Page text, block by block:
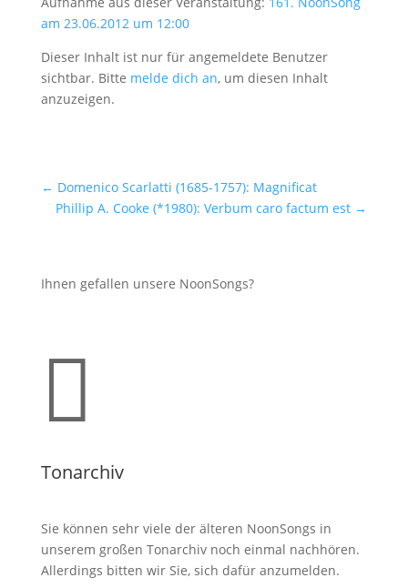
am 23.06.2012 um 12:00
Dieser Inhalt ist nur für angemeldete Benutzer
sichtbar. Bitte melde dich an, um diesen Inhalt
anzuzeigen.
← Domenico Scarlatti (1685-1757): Magnificat
Phillip A. Cooke (*1980): Verbum caro factum est →
Ihnen gefallen unsere NoonSongs?

Tonarchiv
Sie können sehr viele der älteren NoonSongs in
unserem großen Tonarchiv noch einmal nachhören.
Allerdings bitten wir Sie, sich dafür anzumelden.